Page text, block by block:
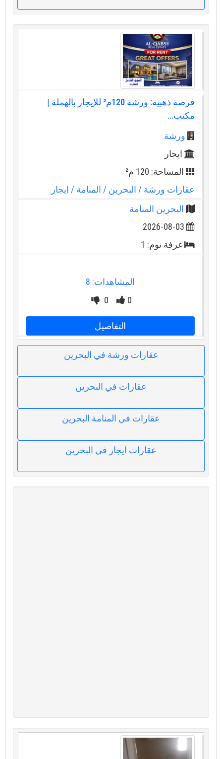
فرصة ذهبية: ورشة 120م² للإيجار بالهملة |
مكتب...
ورشة
ايجار
المساحة: 120 م²
عقارات ورشة/ البحرين/ المنامة/ ايجار
البحرين المنامة
2026-08-03
غرفة نوم: 1
المشاهدات: 8
0
0
التفاصيل
عقارات ورشة في البحرين
عقارات في البحرين
عقارات في المنامة البحرين
عقارات ايجار في البحرين